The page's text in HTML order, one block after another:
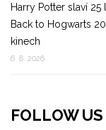
Harry Potter slaví
Back to Hogwarts
kinech
6. 8. 2026
FOLLOW US